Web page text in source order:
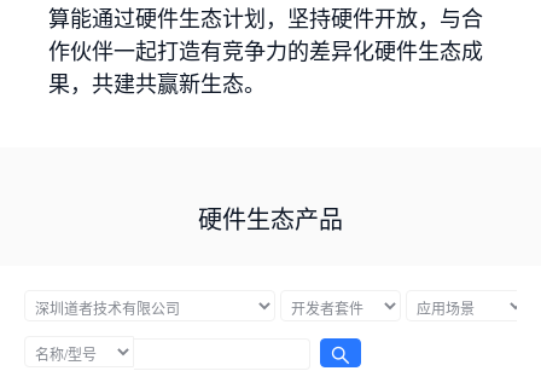
算能通过硬件生态计划，坚持硬件开放，与合
作伙伴一起打造有竞争力的差异化硬件生态成
果，共建共赢新生态。
硬件生态产品